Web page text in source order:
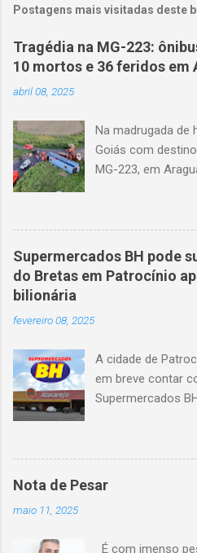
Postagens mais visitadas deste
Tragédia na MG-223:
10 mortos e 36 feridos em
abril 08, 2025
Na madrugada de
Goiás com
MG-223, em
volta das 3h40,
quando o
veículo,
capotou em uma
vítimas fatais, há
Supermercados BH pode
do Bretas em Patrocínio
bilionária
fevereiro 08, 2025
A cidade de
em breve contar
Supermercados
o braço mineiro
milhões,
Nota de Pesar
maio 11, 2025
É com imenso